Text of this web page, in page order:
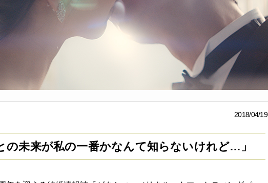
2018/04/19
の未来が私の一番かなんて知らないけれど…」